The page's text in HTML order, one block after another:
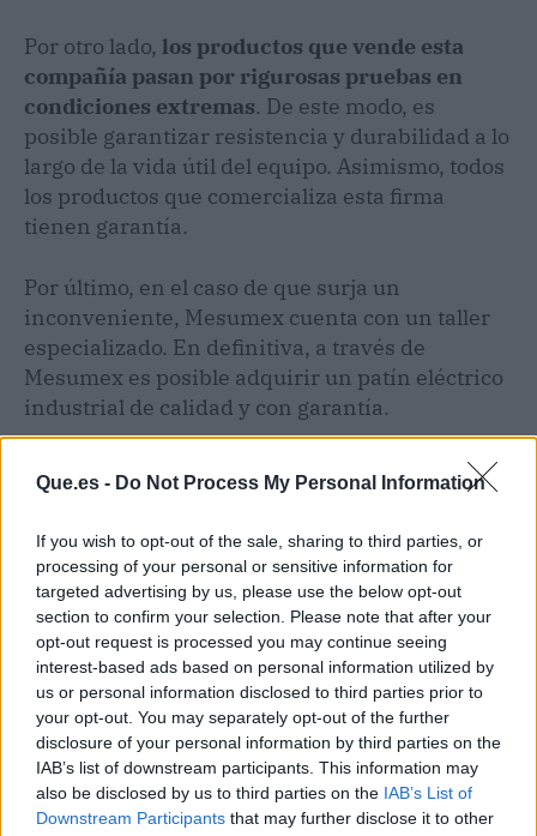
Que.es - Do Not Process My Personal Information
If you wish to opt-out of the sale, sharing to third parties, or
processing of your personal or sensitive information for
targeted advertising by us, please use the below opt-out
section to confirm your selection. Please note that after your
opt-out request is processed you may continue seeing
interest-based ads based on personal information utilized by
us or personal information disclosed to third parties prior to
your opt-out. You may separately opt-out of the further
disclosure of your personal information by third parties on the
IAB’s list of downstream participants. This information may
also be disclosed by us to third parties on the IAB’s List of
Downstream Participants that may further disclose it to other
Por otro lado, los productos que vende esta
compañía pasan por rigurosas pruebas en
condiciones extremas. De este modo, es
posible garantizar resistencia y durabilidad a lo
largo de la vida útil del equipo. Asimismo, todos
los productos que comercializa esta firma
tienen garantía.
Por último, en el caso de que surja un
inconveniente, Mesumex cuenta con un taller
especializado. En definitiva, a través de
Mesumex es posible adquirir un patín eléctrico
industrial de calidad y con garantía.
Publicidad